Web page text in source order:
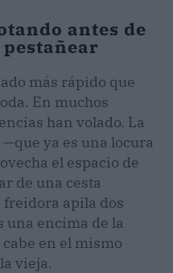
antes de
pestañear
más rápido que
En muchos
han volado. La
ya es una locura
el espacio de
de una cesta
freidora apila dos
encima de la
en el mismo
vieja.